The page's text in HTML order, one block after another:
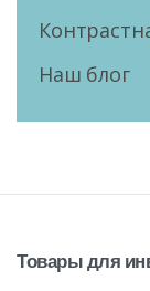
Наш блог
Товарыдля